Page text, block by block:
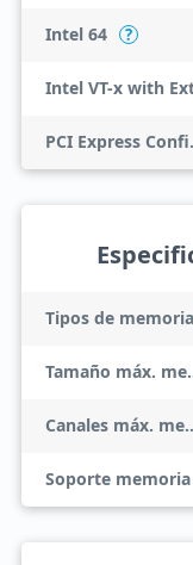
Intel 64 ?
PCI
Tipos de memoria
Canales